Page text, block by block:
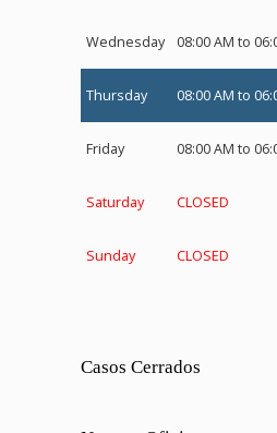
Wednesday 08:00 AM to
Thursday 08:00 AM to
Friday 08:00 AM to
Saturday CLOSED
Sunday CLOSED
Casos Cerrados